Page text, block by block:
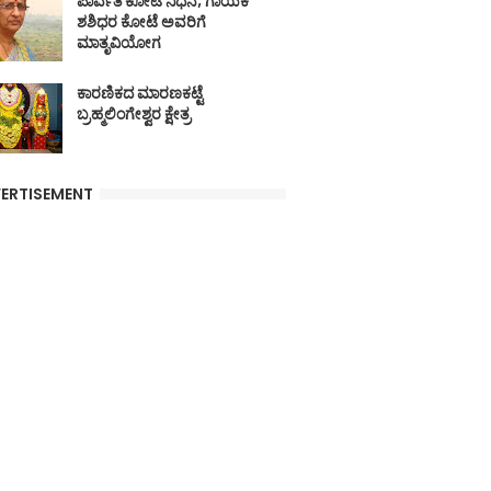
ಶಶಿಧರ ಕೋಟೆ ಅವರಿಗೆ
ಮಾತೃವಿಯೋಗ
ಕಾರಣಿಕದ ಮಾರಣಕಟ್ಟೆ
ಬ್ರಹ್ಮಲಿಂಗೇಶ್ವರ ಕ್ಷೇತ್ರ